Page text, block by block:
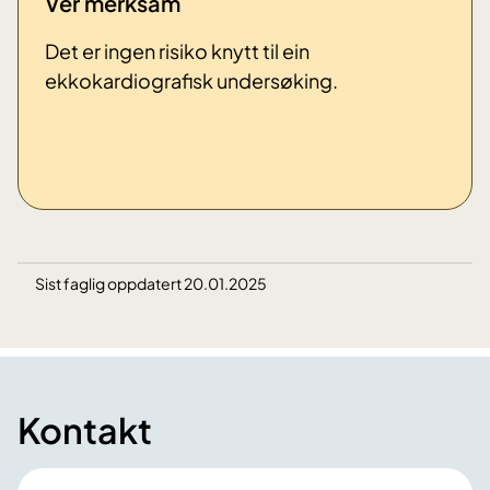
Det er ingen risiko knytt til ein
ekkokardiografisk undersøking.
Sist faglig oppdatert 20.01.2025
Kontakt